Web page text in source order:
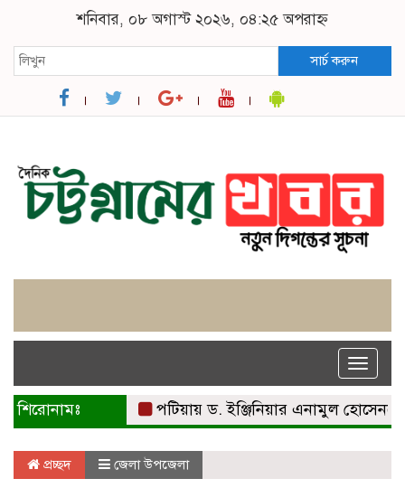
শনিবার, ০৮ অগাস্ট ২০২৬, ০৪:২৫ অপরাহ্ন
সার্চ করুন
Toggle
শিরোনামঃ পটিয়ায় ড. ইঞ্জিনিয়ার এনামুল হোসেনকে
প্রচ্ছদ জেলা উপজেলা